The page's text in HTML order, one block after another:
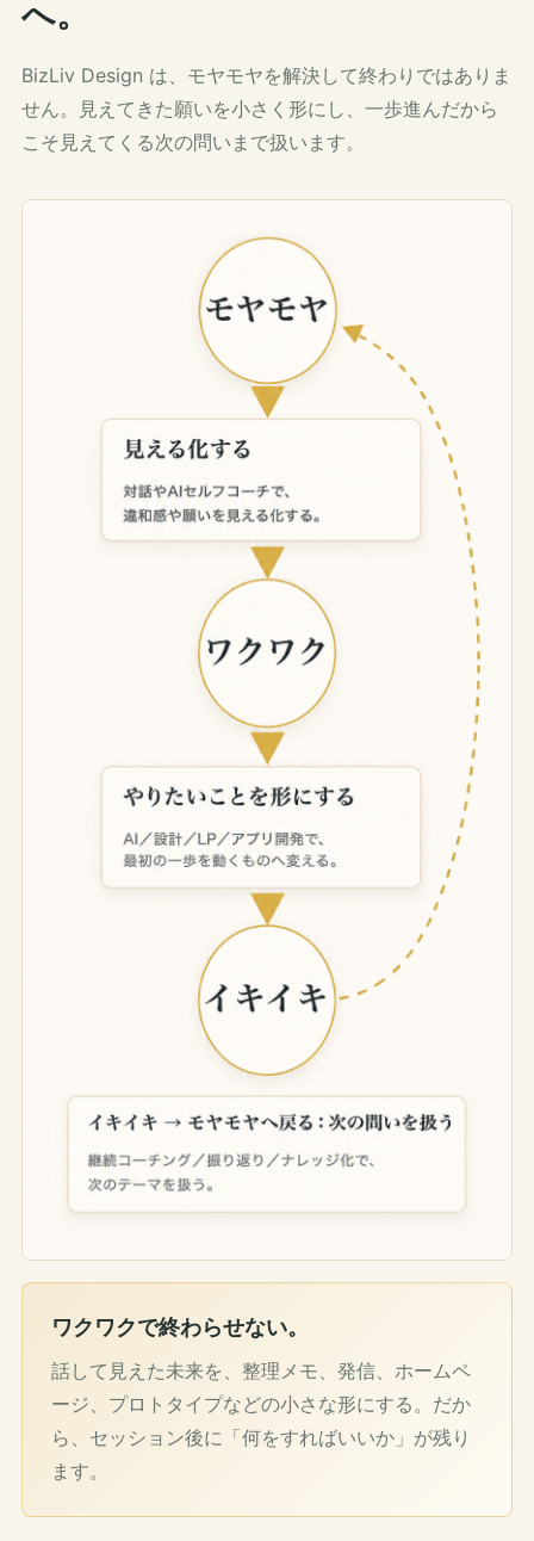
へ。
BizLiv Design は、モヤモヤを解決して終わりではありま
せん。見えてきた願いを小さく形にし、一歩進んだから
こそ見えてくる次の問いまで扱います。
ワクワクで終わらせない。
話して見えた未来を、整理メモ、発信、ホームペ
ージ、プロトタイプなどの小さな形にする。だか
ら、セッション後に「何をすればいいか」が残り
ます。